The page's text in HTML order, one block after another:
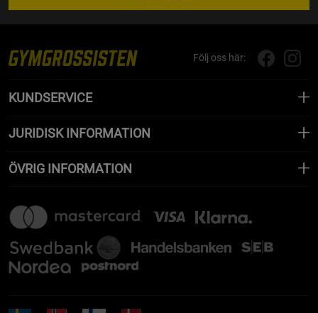
Följ oss här:
KUNDSERVICE
JURIDISK INFORMATION
ÖVRIG INFORMATION